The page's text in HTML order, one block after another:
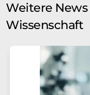
Weitere
Wissenschaft